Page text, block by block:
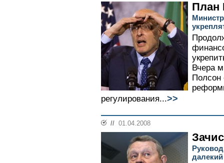
План
Вчера
Полсон
регулирования...>>
// 01.04.2008
далекий